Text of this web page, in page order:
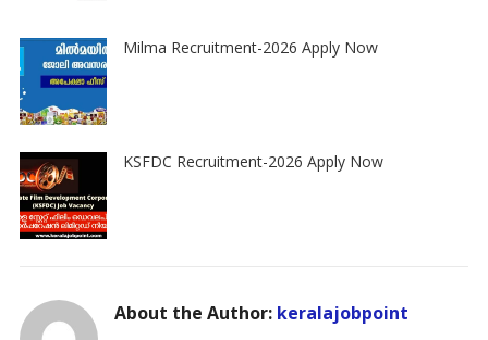
Milma Recruitment-2026 Apply Now
KSFDC Recruitment-2026 Apply Now
About the Author: keralajobpoint